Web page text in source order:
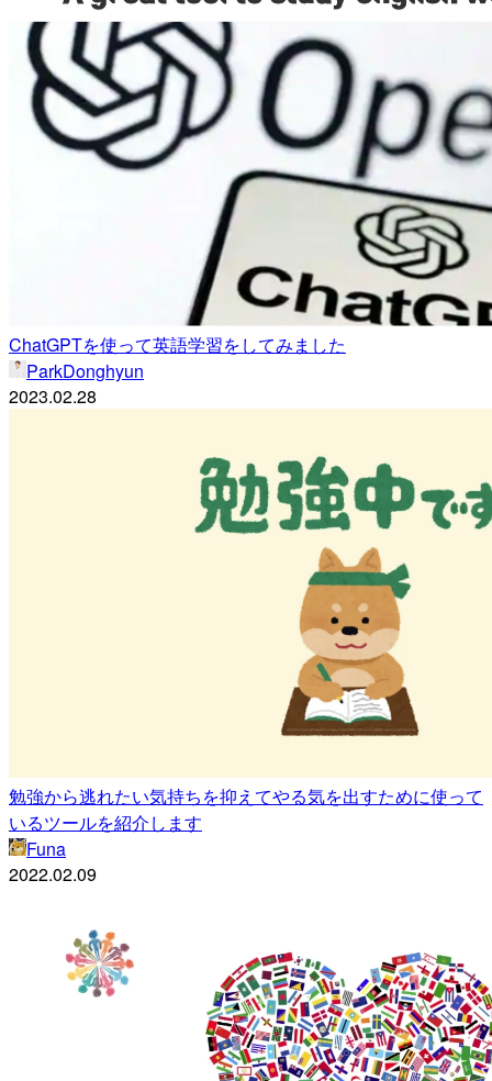
ChatGPTを使って英語学習をしてみました
ParkDonghyun
2023.02.28
勉強から逃れたい気持ちを抑えてやる気を出すために使って
いるツールを紹介します
Funa
2022.02.09